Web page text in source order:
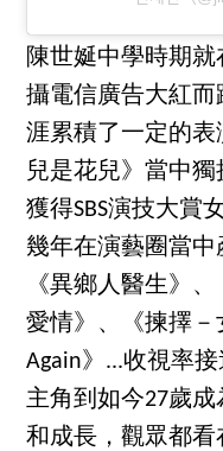
陳世娫中學時期
攝電信廣告大紅
涯累積了一定的
兒是花兒》當中
獲得SBS演技大賞
幾年在演藝圈當中
《異鄉人醫生》
愛情》、《揀擇－
Again》...收視率
主角到如今27歲
和成長，觀眾都看